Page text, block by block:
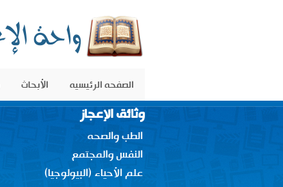
الصفحه الرئيسيه الأبحاث
وثائق الإعجاز
الطب والصحه
النفس والمجتمع
علم الأحياء (البيولوجيا)